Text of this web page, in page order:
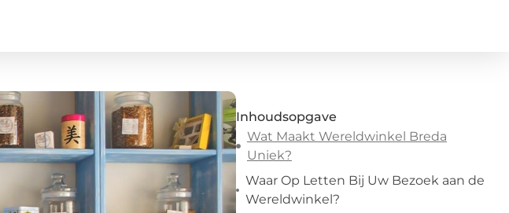
Inhoudsopgave
Wat Maakt Wereldwinkel Breda
Uniek?
Waar Op Letten Bij Uw Bezoek aan de
Wereldwinkel?